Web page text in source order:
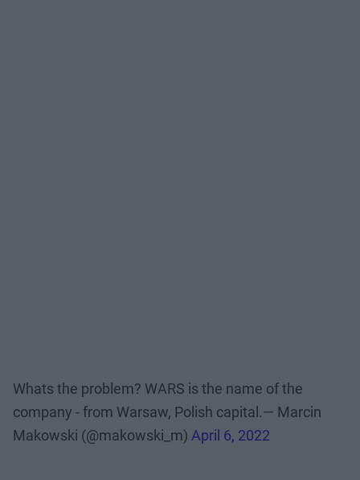
Whats the problem? WARS is the name of the
company - from Warsaw, Polish capital.— Marcin
Makowski (@makowski_m) April 6, 2022